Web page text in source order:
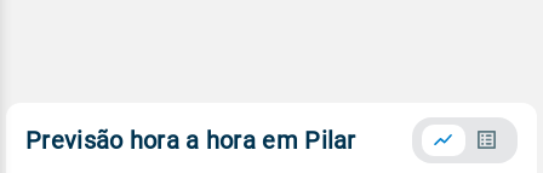
Previsão hora a hora em Pilar